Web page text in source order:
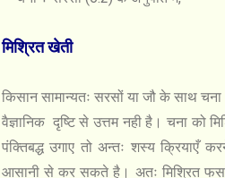
मिश्रित खेती
किसान सामान्यतः सरसों या जौ के साथ
वैज्ञानिक दृष्टि से उत्तम नही है। चना
पंक्तिबद्ध उगाए तो अन्तः शस्य क्रियाएँ
आसानी से कर सकते है। अतः मिश्रित